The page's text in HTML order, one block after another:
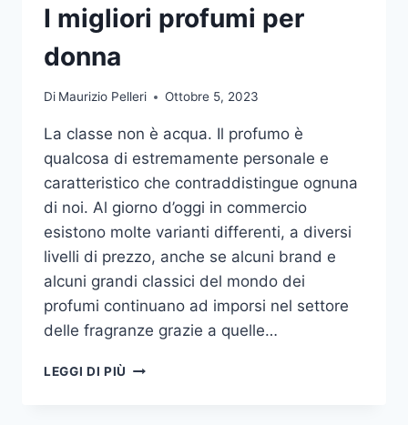
VIDEO
I migliori profumi per
donna
Di Maurizio Pelleri Ottobre 5, 2023
La classe non è acqua. Il profumo è
qualcosa di estremamente personale e
caratteristico che contraddistingue ognuna
di noi. Al giorno d’oggi in commercio
esistono molte varianti differenti, a diversi
livelli di prezzo, anche se alcuni brand e
alcuni grandi classici del mondo dei
profumi continuano ad imporsi nel settore
delle fragranze grazie a quelle…
LEGGI DI PIÙ